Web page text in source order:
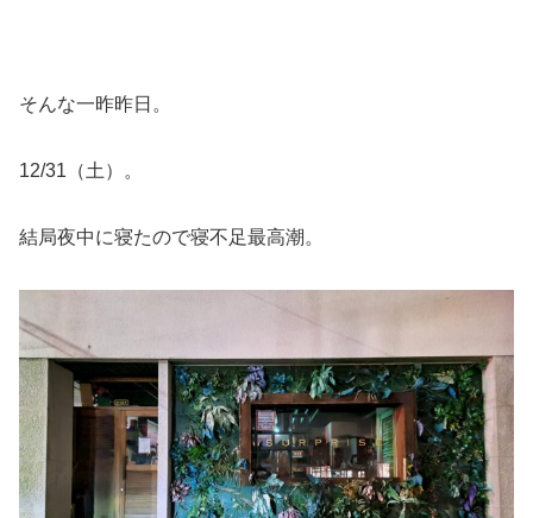
そんな一昨昨日。
12/31（土）。
結局夜中に寝たので寝不足最高潮。